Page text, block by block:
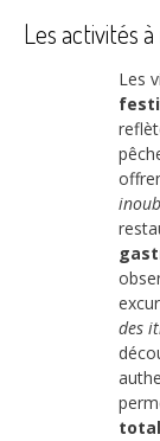
Les activités
Les
des